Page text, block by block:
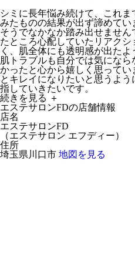
シミに長年悩み続けて、これ
みたものの結果が出ず諦めて
そうでなかなか踏み出せませ
たところ心配していたリアク
く、肌全体にも透明感が出た
肌トラブルも自分では気にな
かったと心から嬉しく思って
とキレイになりたいと思うよ
指していきたいです。
続きを見る ＋
エステサロンFDの店舗情報
店名
エステサロンFD
（エステサロン エフディー）
住所
埼玉県川口市 地図を見る